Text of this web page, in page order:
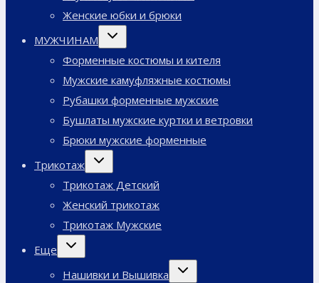
Женские юбки и брюки
МУЖЧИНАМ
Переключить
дочернее
Форменные костюмы и кителя
Мужские камуфляжные костюмы
Рубашки форменные мужские
Бушлаты мужские куртки и ветровки
Брюки мужские форменные
Трикотаж
Переключить
дочернее
Трикотаж Детский
Женский трикотаж
Трикотаж Мужские
Еще
Переключить
дочернее
Нашивки и Вышивка
Переключить
дочернее